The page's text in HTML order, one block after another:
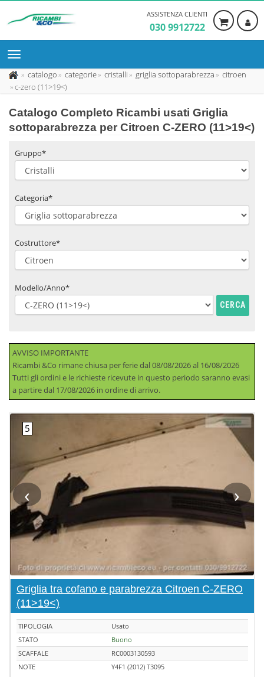
ASSISTENZA CLIENTI
030 9912722
catalogo categorie cristalli griglia sottoparabrezza
citroen
c-zero (11>19<)
Catalogo Completo Ricambi usati Griglia
sottoparabrezza per Citroen C-ZERO (11>19<)
Gruppo*
Categoria*
Costruttore*
Modello/Anno*
CERCA
AVVISO IMPORTANTE
Ricambi &Co rimane chiusa per ferie dal 08/08/2026 al 16/08/2026
Tutti gli ordini e le richieste ricevute in questo periodo saranno evasi
a partire dal 17/08/2026 in ordine di arrivo.
‹ ›
Griglia tra cofano e parabrezza Citroen C-ZERO
(11>19<)
TIPOLOGIA
Usato
STATO
Buono
SCAFFALE
RC0003130593
NOTE
Y4F1 (2012) T3095